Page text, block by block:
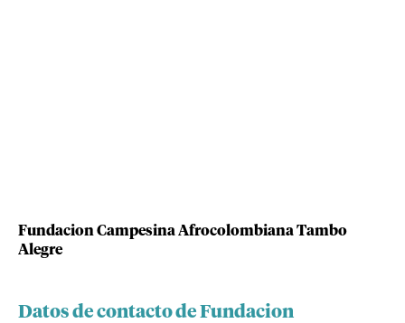
Fundacion Campesina Afrocolombiana Tambo
Alegre
Datos de contacto de Fundacion